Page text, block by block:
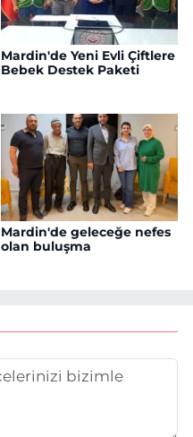
Mardin'de Yeni Evli Çiftlere
Bebek Destek Paketi
Mardin'de geleceğe nefes
olan buluşma